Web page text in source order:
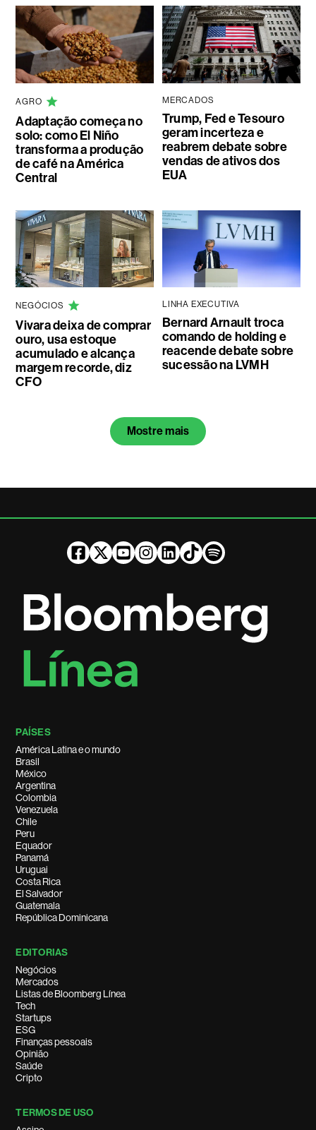
AGRO
Adaptação começa no
solo: como El Niño
transforma a produção
de café na América
Central
MERCADOS
Trump, Fed e Tesouro
geram incerteza e
reabrem debate sobre
vendas de ativos dos
EUA
NEGÓCIOS
Vivara deixa de comprar
ouro, usa estoque
acumulado e alcança
margem recorde, diz
CFO
LINHA EXECUTIVA
Bernard Arnault troca
comando de holding e
reacende debate sobre
sucessão na LVMH
Mostre mais
PAÍSES
América Latina e o mundo
Brasil
México
Argentina
Colombia
Venezuela
Chile
Peru
Equador
Panamá
Uruguai
Costa Rica
El Salvador
Guatemala
República Dominicana
EDITORIAS
Negócios
Mercados
Listas de Bloomberg Línea
Tech
Startups
ESG
Finanças pessoais
Opinião
Saúde
Cripto
TERMOS DE USO